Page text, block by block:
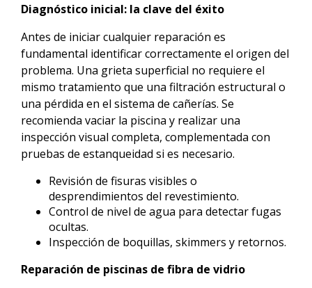
Diagnóstico inicial: la clave del éxito
Antes de iniciar cualquier reparación es
fundamental identificar correctamente el origen del
problema. Una grieta superficial no requiere el
mismo tratamiento que una filtración estructural o
una pérdida en el sistema de cañerías. Se
recomienda vaciar la piscina y realizar una
inspección visual completa, complementada con
pruebas de estanqueidad si es necesario.
Revisión de fisuras visibles o
desprendimientos del revestimiento.
Control de nivel de agua para detectar fugas
ocultas.
Inspección de boquillas, skimmers y retornos.
Reparación de piscinas de fibra de vidrio